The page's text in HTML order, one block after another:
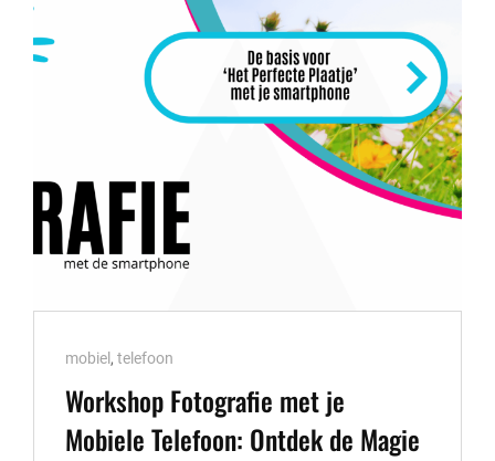
EEN
FOTOCURSUS
VAN
Cat
Links
mobiel, telefoon
Workshop Fotografie met je
Mobiele Telefoon: Ontdek de Magie